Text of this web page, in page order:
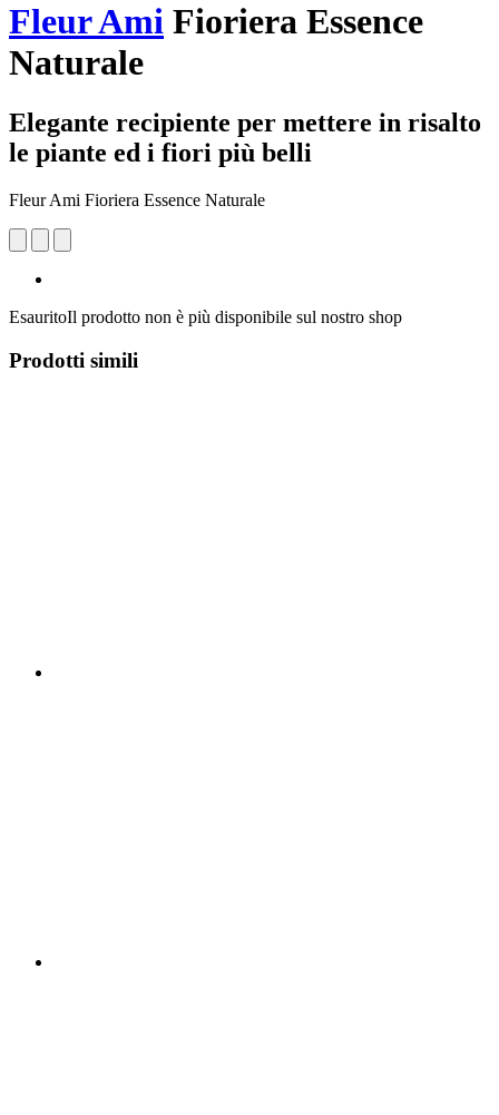
Fleur Ami Fioriera Essence
Naturale
Elegante recipiente per mettere in risalto
le piante ed i fiori più belli
Fleur Ami Fioriera Essence Naturale
EsauritoIl prodotto non è più disponibile sul nostro shop
Prodotti simili